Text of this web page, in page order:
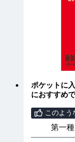
ポケットに
におすすめで
このよう
第一